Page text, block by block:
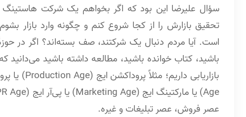
تحقیق بازارش را از کجا شروع کنم و چگونه وارد بازار
عصر فروش، عصر تبلیغات و غیره.